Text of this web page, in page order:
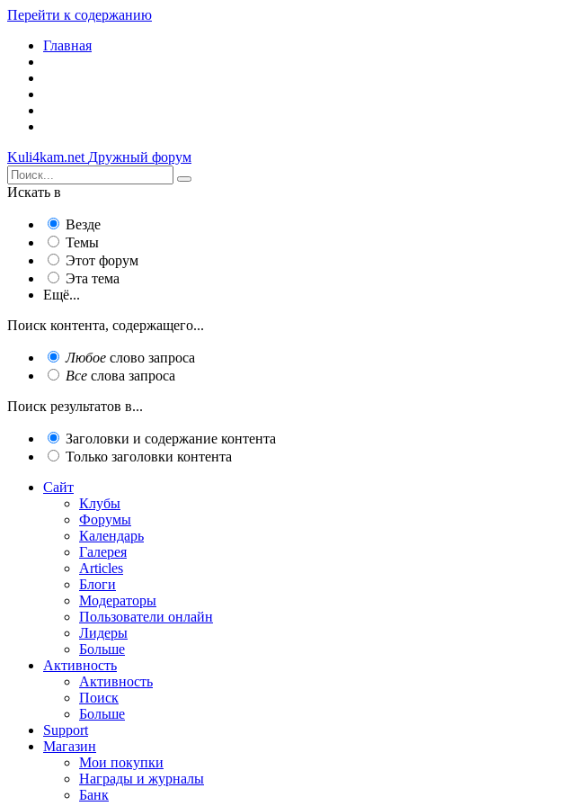
Перейти к содержанию
Главная
Kuli4kam.net Дружный форум
Искать в
Везде
Темы
Этот форум
Эта тема
Ещё...
Поиск контента, содержащего...
Любое слово запроса
Все слова запроса
Поиск результатов в...
Заголовки и содержание контента
Только заголовки контента
Сайт
Клубы
Форумы
Календарь
Галерея
Articles
Блоги
Модераторы
Пользователи онлайн
Лидеры
Больше
Активность
Активность
Поиск
Больше
Support
Магазин
Мои покупки
Награды и журналы
Банк